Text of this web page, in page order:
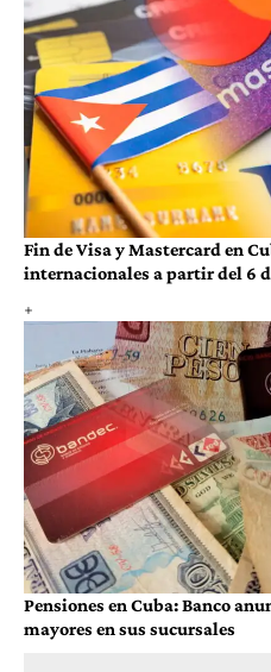
Fin de Visa y Mastercard en
internacionales a partir del 6
Pensiones en Cuba: Banco
mayores en sus sucursales